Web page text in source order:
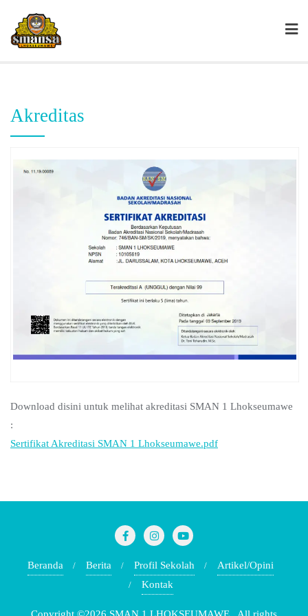
Akreditas
Download disini untuk melihat akreditasi SMAN 1 Lhokseumawe
:
Sertifikat Akreditasi SMAN 1 Lhokseumawe.pdf
Beranda Berita Profil Sekolah
Artikel/Opini
Kontak